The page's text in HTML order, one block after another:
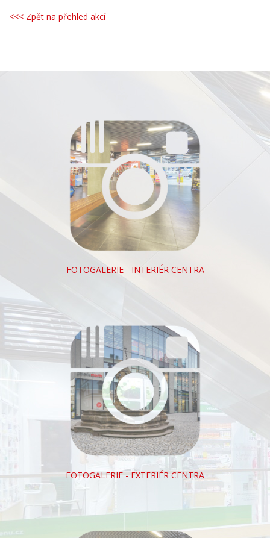
<<< Zpět na přehled akcí
FOTOGALERIE - INTERIÉR CENTRA
FOTOGALERIE - EXTERIÉR CENTRA